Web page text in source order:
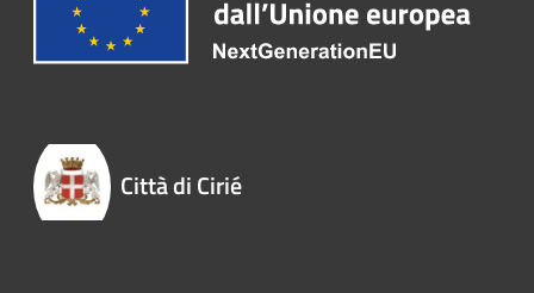
Città di Cirié